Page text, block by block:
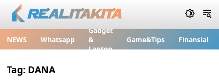
NEWS Whatsapp
Gadget
&
Laptop
Game&Tips Finansial
Tag: DANA